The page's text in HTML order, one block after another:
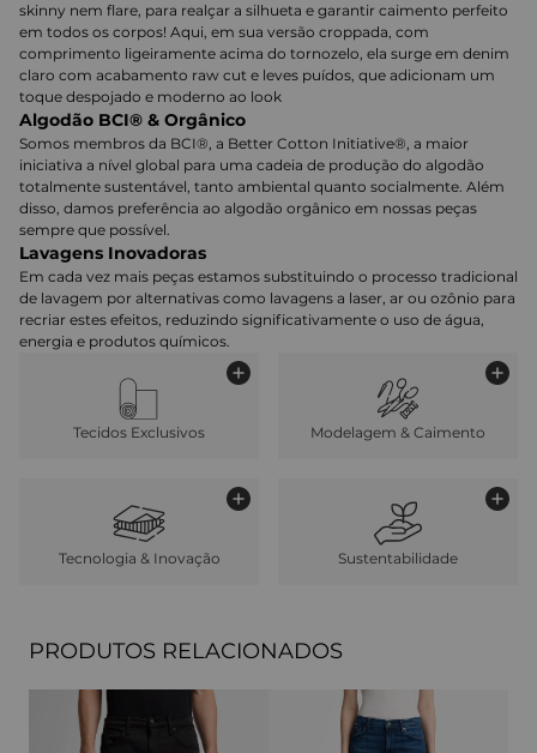
skinny nem flare, para realçar a silhueta e garantir caimento perfeito
em todos os corpos! Aqui, em sua versão croppada, com
comprimento ligeiramente acima do tornozelo, ela surge em denim
claro com acabamento raw cut e leves puídos, que adicionam um
toque despojado e moderno ao look
Algodão BCI® & Orgânico
Somos membros da BCI®, a Better Cotton Initiative®, a maior
iniciativa a nível global para uma cadeia de produção do algodão
totalmente sustentável, tanto ambiental quanto socialmente. Além
disso, damos preferência ao algodão orgânico em nossas peças
sempre que possível.
Lavagens Inovadoras
Em cada vez mais peças estamos substituindo o processo tradicional
de lavagem por alternativas como lavagens a laser, ar ou ozônio para
recriar estes efeitos, reduzindo significativamente o uso de água,
energia e produtos químicos.
Tecidos Exclusivos Modelagem & Caimento
Tecnologia & Inovação Sustentabilidade
PRODUTOS RELACIONADOS